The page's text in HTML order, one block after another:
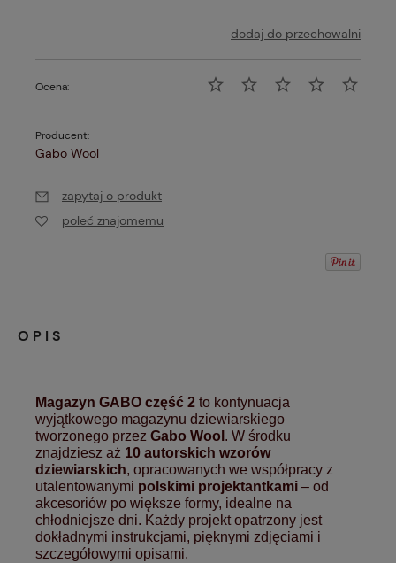
dodaj do przechowalni
Ocena:
Producent:
Gabo Wool
zapytaj o produkt
poleć znajomemu
OPIS
Magazyn GABO część 2 to kontynuacja
wyjątkowego magazynu dziewiarskiego
tworzonego przez Gabo Wool . W środku
znajdziesz aż 10 autorskich wzorów
dziewiarskich, opracowanych we współpracy z
utalentowanymi polskimi projektantkami – od
akcesoriów po większe formy, idealne na
chłodniejsze dni. Każdy projekt opatrzony jest
dokładnymi instrukcjami, pięknymi zdjęciami i
szczegółowymi opisami.